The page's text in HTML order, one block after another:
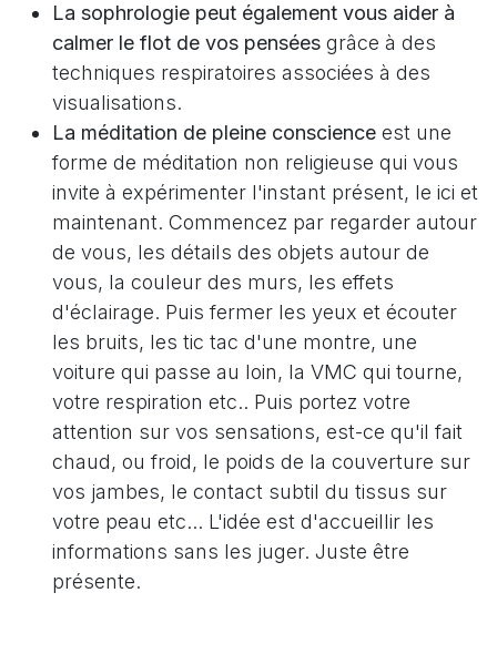
La sophrologie peut également vous aider à
calmer le flot de vos pensées grâce à des
techniques respiratoires associées à des
visualisations.
La méditation de pleine conscience est une
forme de méditation non religieuse qui vous
invite à expérimenter l'instant présent, le ici et
maintenant. Commencez par regarder autour
de vous, les détails des objets autour de
vous, la couleur des murs, les effets
d'éclairage. Puis fermer les yeux et écouter
les bruits, les tic tac d'une montre, une
voiture qui passe au loin, la VMC qui tourne,
votre respiration etc.. Puis portez votre
attention sur vos sensations, est-ce qu'il fait
chaud, ou froid, le poids de la couverture sur
vos jambes, le contact subtil du tissus sur
votre peau etc... L'idée est d'accueillir les
informations sans les juger. Juste être
présente.